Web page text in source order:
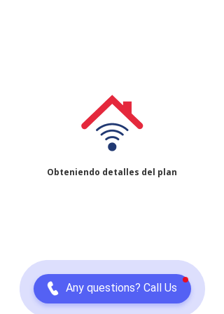
Any questions? Call Us
Obteniendo detalles del plan